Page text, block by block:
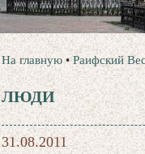
На главную •Раифский
ЛЮДИ
31.08.2011